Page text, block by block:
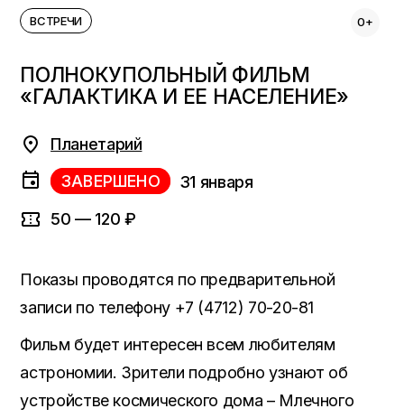
ВСТРЕЧИ 0+
ПОЛНОКУПОЛЬНЫЙ ФИЛЬМ
«ГАЛАКТИКА И ЕЕ НАСЕЛЕНИЕ»
Планетарий
ЗАВЕРШЕНО
31 января
50 — 120 ₽
Показы проводятся по предварительной
записи по телефону +7 (4712) 70-20-81
Фильм будет интересен всем любителям
астрономии. Зрители подробно узнают об
устройстве космического дома – Млечного